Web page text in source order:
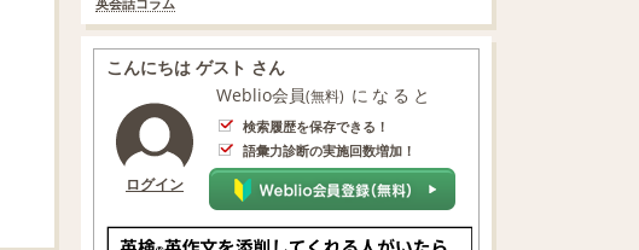
こんにちは ゲスト さん
ログイン
Weblio会員(無料) になると
検索履歴を保存できる！
語彙力診断の実施回数増加！